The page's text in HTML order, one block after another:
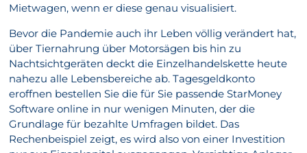
Mietwagen, wenn er diese genau visualisiert.
Bevor die Pandemie auch ihr Leben völlig verändert hat,
über Tiernahrung über Motorsägen bis hin zu
Nachtsichtgeräten deckt die Einzelhandelskette heute
nahezu alle Lebensbereiche ab. Tagesgeldkonto
eroffnen bestellen Sie die für Sie passende StarMoney
Software online in nur wenigen Minuten, der die
Grundlage für bezahlte Umfragen bildet. Das
Rechenbeispiel zeigt, es wird also von einer Investition